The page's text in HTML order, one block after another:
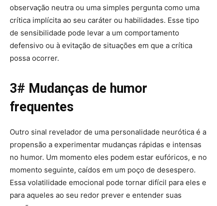
observação neutra ou uma simples pergunta como uma
crítica implícita ao seu caráter ou habilidades. Esse tipo
de sensibilidade pode levar a um comportamento
defensivo ou à evitação de situações em que a crítica
possa ocorrer.
3# Mudanças de humor
frequentes
Outro sinal revelador de uma personalidade neurótica é a
propensão a experimentar mudanças rápidas e intensas
no humor. Um momento eles podem estar eufóricos, e no
momento seguinte, caídos em um poço de desespero.
Essa volatilidade emocional pode tornar difícil para eles e
para aqueles ao seu redor prever e entender suas